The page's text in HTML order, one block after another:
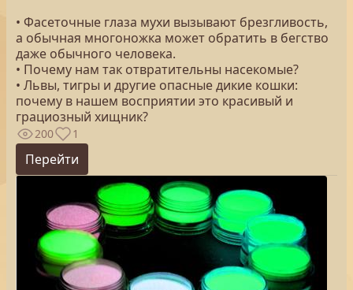
• Фасеточные глаза мухи вызывают брезгливость,
а обычная многоножка может обратить в бегство
даже обычного человека.
• Почему нам так отвратительны насекомые?
• Львы, тигры и другие опасные дикие кошки:
почему в нашем восприятии это красивый и
грациозный хищник?
200 1
Перейти